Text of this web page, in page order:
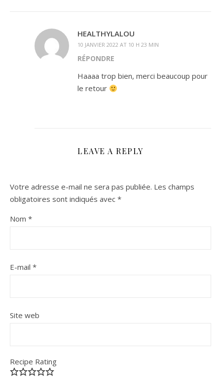
HEALTHYLALOU
10 JANVIER 2022 AT 10 H 23 MIN
RÉPONDRE
Haaaa trop bien, merci beaucoup pour
le retour
LEAVE A REPLY
Votre adresse e-mail ne sera pas publiée. Les champs
obligatoires sont indiqués avec *
Nom *
E-mail *
Site web
Recipe Rating